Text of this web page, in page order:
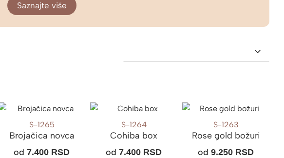
Saznajte više
S-1265
Brojačica novca
od7.400 RSD
S-1264
Cohiba box
od7.400 RSD
S-1263
Rose gold božuri
od9.250 RSD